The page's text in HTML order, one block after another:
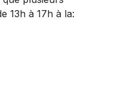
13h à 17h à la: